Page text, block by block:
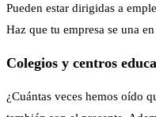
Pueden estar dirigidas a
Haz que tu empresa se una
Colegios y centros
¿Cuántas veces hemos oído